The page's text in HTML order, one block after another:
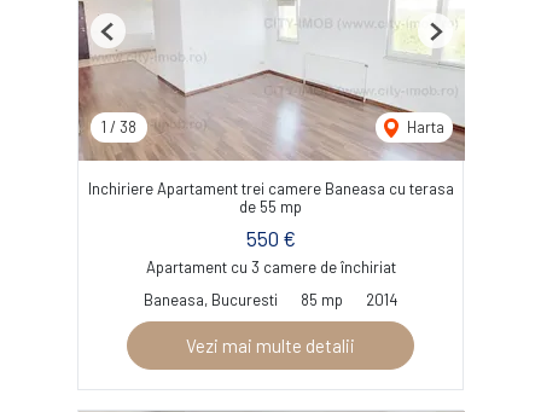
1 / 38 Harta
Previous Next
Inchiriere Apartament trei camere Baneasa cu terasa
de 55 mp
550 €
Apartament cu 3 camere de închiriat
Baneasa, Bucuresti
85 mp 2014
Vezi mai multe detalii